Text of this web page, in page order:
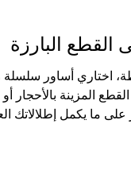
القطع البارزة
اختاري أساور سلسلة
المزينة بالأحجار
ما يكمل إطلالاتك